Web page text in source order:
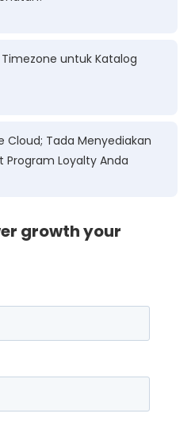
untuk Katalog
Cloud; Tada Menyediakan
Program Loyalty Anda
growth your